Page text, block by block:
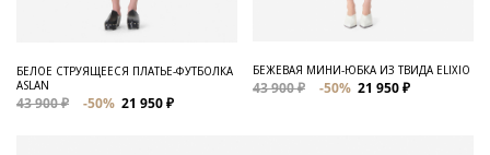
БЕЛОЕ СТРУЯЩЕЕСЯ ПЛАТЬЕ-ФУТБОЛКА
ASLAN
43 900 ₽ -50% 21 950 ₽
БЕЖЕВАЯ МИНИ-ЮБКА ИЗ ТВИДА ELIXIO
43 900 ₽ -50% 21 950 ₽